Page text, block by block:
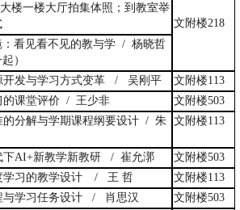
楼一楼大厅拍集体照；到教室举
文 附楼218
：看见看不见的教与学 /杨晓哲
）
开发与学习方式变革 /吴刚平 文附楼113
的课堂评价 / 王少非 文附楼503
的分解与学期课程纲要设计 /朱
文附楼113
下AI+新教学新教研 /崔允漷 文附楼503
学习的教学设计 / 王 哲 文附楼113
与学习任务设计 / 肖思汉 文附楼503